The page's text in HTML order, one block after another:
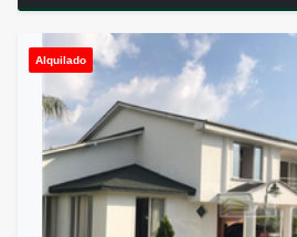
Alquilado